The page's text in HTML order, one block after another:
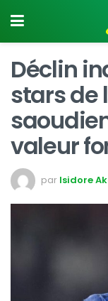
Déclin
stars de
valeur
par Isidore